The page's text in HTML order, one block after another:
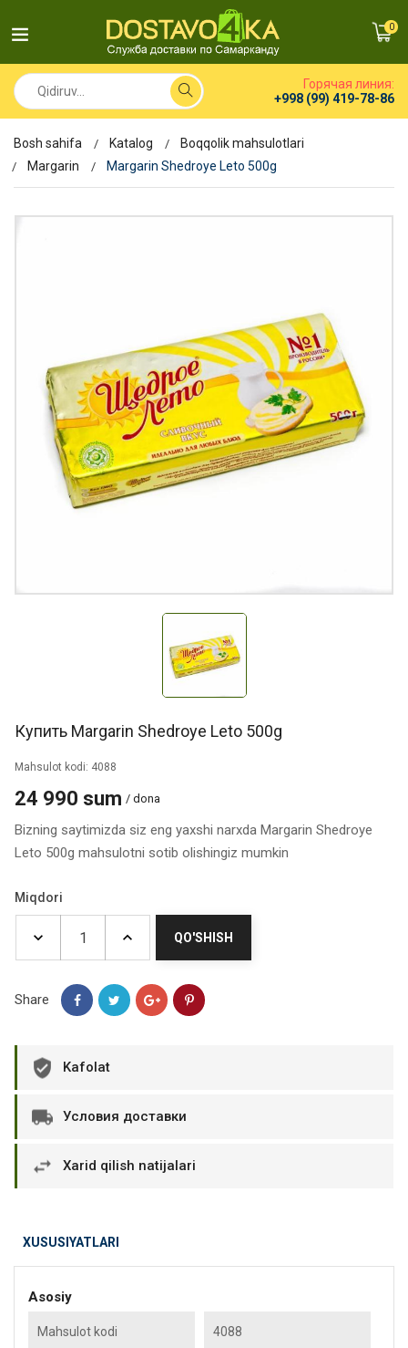
0
Горячая линия:
+998 (99) 419-78-86
Bosh sahifa Katalog
Boqqolik mahsulotlari
Margarin
Margarin Shedroye Leto 500g
Купить Margarin Shedroye Leto 500g
Mahsulot kodi: 4088
24 990 sum / dona
Bizning saytimizda siz eng yaxshi narxda Margarin Shedroye
Leto 500g mahsulotni sotib olishingiz mumkin
Miqdori
QO'SHISH
Share
Kafolat
Условия доставки
Xarid qilish natijalari
XUSUSIYATLARI
Asosiy
Mahsulot kodi 4088